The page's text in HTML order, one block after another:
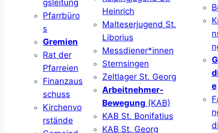
gsleitung
Pfarrbüro
s
Gremien
Rat der
Pfarreien
Finanzaus
schuss
Kirchenvo
rstände
Heinrich
Malteserjugend St.
Liborius
Messdiener*innen
Sternsingen
Zeltlager St. Georg
Arbeitnehmer-
Bewegung (KAB)
KAB St. Bonifatius
KAB St. Georg
e